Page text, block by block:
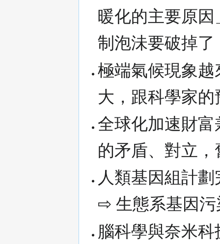
暖化的主要原
制泡沬要破掉了
極端氣候現象
大，跟科學家
全球化加速財
的矛盾、對立
人類基因組計
⇨ 生態系基因污
腦科學與奈米